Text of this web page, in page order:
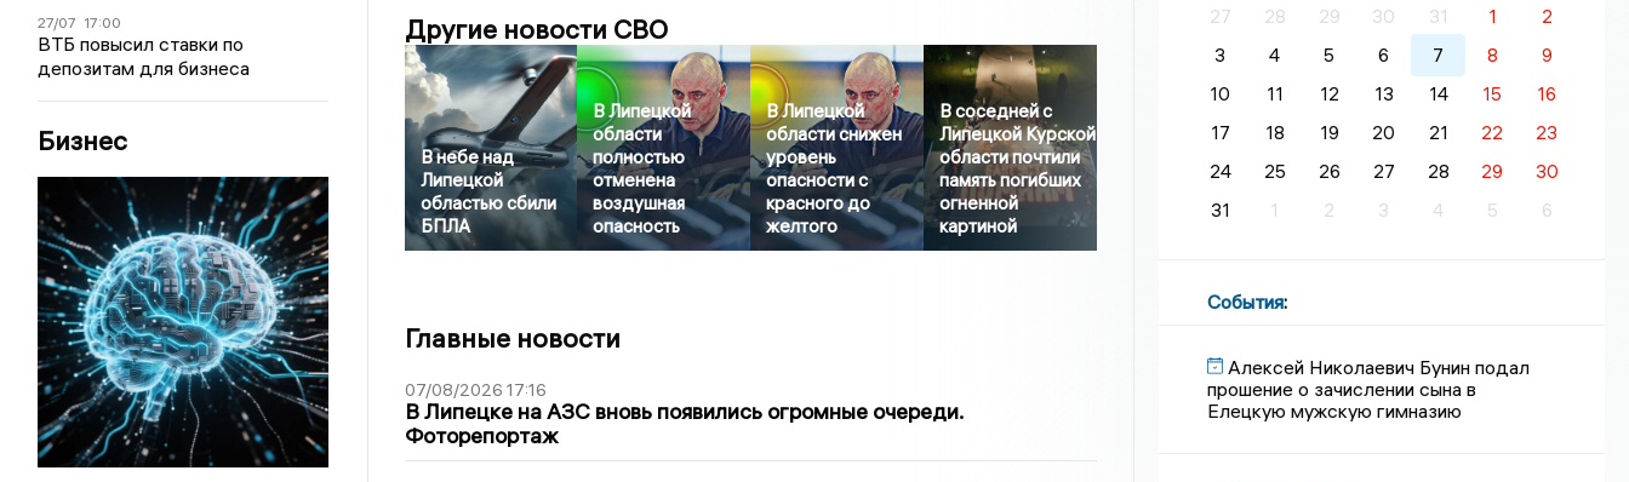
27/07 17:00
ВТБ повысил ставки по
депозитам для бизнеса
Бизнес
Другие новости СВО
В небе над
Липецкой
областью сбили
БПЛА
В Липецкой
области
полностью
отменена
воздушная
опасность
В Липецкой
области снижен
уровень
опасности с
красного до
желтого
В соседней с
Липецкой Курской
области почтили
память погибших
огненной
картиной
Главные новости
07/08/2026 17:16
В Липецке на АЗС вновь появились огромные очереди.
Фоторепортаж
27
28 29 30 31 1
2
3
4 5 6 7 8
9
10
11 12 13 14 15
16
17
18 19 20 21 22
23
24
25 26 27 28 29
30
31
1 2 3 4 5 6
События:
Алексей Николаевич Бунин подал
прошение о зачислении сына в
Елецкую мужскую гимназию